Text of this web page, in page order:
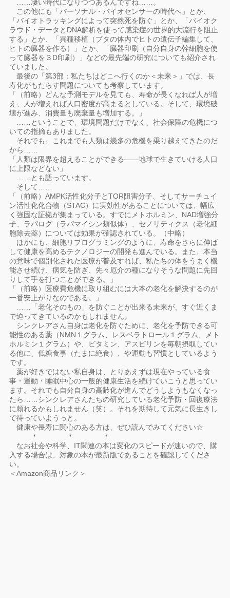
……凄い時代になりつつあるんですね……。
この他にも「パーソナル・バイオセンサーの時代へ」とか、
「バイオトラッキングによって突然死を防ぐ」とか、「バイオク
ラウド・データとDNA解析を使って感染症の世界的大流行を阻止
する」とか、「異種移植（ブタの体内でヒトの遺伝子編集して、
ヒトの臓器を作る）」とか、「臓器印刷（自分自身の幹細胞を使
って臓器を３D印刷）」などの最先端の研究についても紹介され
ていました。
最後の「第3部：私たちはどこへ行くのか＜未来＞」では、長
寿化がもたらす問題についても考察しています。
「（前略）どんな予測モデルを見ても、寿命が長くなれば人が増
え、人が増えれば人口密度が高まるとしている。そして、環境破
壊が進み、消費量も廃棄量も増加する。」
……ということで、環境問題だけでなく、社会保障の危機につ
いての指摘もありました。
それでも、これまでも人類は幾多の危機を乗り越えてきたのだ
から……
「人類は限界を超えることができる――地球で生きていける人口
に上限などない」
……とも語っています。
そして……
「（前略）AMPK活性化分子とTOR阻害分子、そしてサーチュイ
ン活性化化合物（STAC）に実効性があることについては、幅広
く強固な証拠が集まっている。すでにメトホルミン、NAD増強分
子、ラパログ（ラパマイシン類似体）、セノリティクス（老化細
胞除去薬）については効果が確認されている。（中略）
ほかにも、細胞リプログラミングのように、寿命をさらに伸ば
して健康を高めるテクノロジーの開発も進んでいる。また、本当
の意味で個別化された医療が普及すれば、私たちの体をうまく機
能させ続け、病気を防ぎ、先々厄介の種になりそうな問題に先回
りして手を打つことができる。」
「（前略）医療費危機に取り組むには大本の老化を解決するのが
一番安上がりなのである。」
……「老化そのもの」を防ぐことが出来る未来が、すぐ近くま
で迫ってきているのかもしれません。
シンクレアさん自身は老化を防ぐために、老化を予防できる可
能性のある薬（NMN１グラム、レスベラトロール１グラム、メト
ホルミン１グラム）や、ビタミン、アスピリンを毎朝摂取してい
る他に、低糖食事（たまに絶食）、や運動も習慣としているよう
です。
薬が好きではない私自身は、とりあえずは現在やっている食
事・運動・睡眠中心の一般的健康生活を続けていこうと思ってい
ます。それでも自分自身の高齢化が進んでどうしようもなくなっ
たら……シンクレアさんたちの研究している老化予防・回復療法
に頼れるかもしれません（笑）。それを期待して元気に長生きし
て待っていようっと。
健康や長寿に関心のある方は、ぜひ読んでみてください☆
＊ ＊ ＊
なお社会や科学、IT関連の本は変化のスピードが速いので、購
入する場合は、対象の本が最新版であることを確認してくださ
い。
＜Amazon商品リンク＞